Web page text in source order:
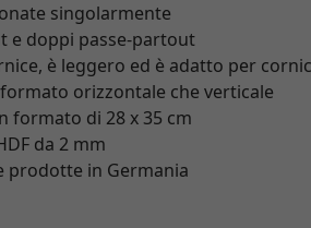
singolarmente
e doppi passe-partout
è leggero ed è adatto per
orizzontale che verticale
formato di 28 x 35 cm
da 2 mm
prodotte in Germania